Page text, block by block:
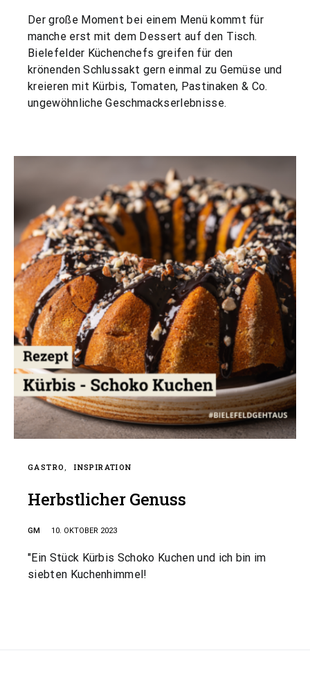
Der große Moment bei einem Menü kommt für
manche erst mit dem Dessert auf den Tisch.
Bielefelder Küchenchefs greifen für den
krönenden Schlussakt gern einmal zu Gemüse und
kreieren mit Kürbis, Tomaten, Pastinaken & Co.
ungewöhnliche Geschmackserlebnisse.
GASTRO INSPIRATION
Herbstlicher Genuss
GM 10. OKTOBER 2023
"Ein Stück Kürbis Schoko Kuchen und ich bin im
siebten Kuchenhimmel!